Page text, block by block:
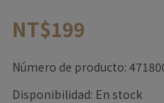
NT$199
Número de producto:
Disponibilidad: En stock